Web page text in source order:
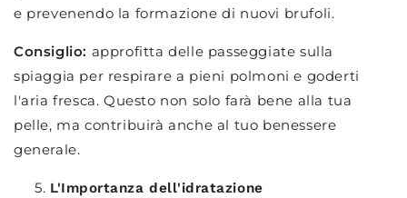
e prevenendo la formazione di nuovi brufoli.
Consiglio: approfitta delle passeggiate sulla
spiaggia per respirare a pieni polmoni e goderti
l'aria fresca. Questo non solo farà bene alla tua
pelle, ma contribuirà anche al tuo benessere
generale.
L'Importanza dell'idratazione